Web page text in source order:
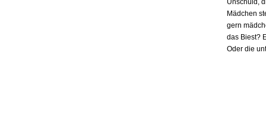
Unschuld,
Mädchen
gern
das Biest?
Oder die